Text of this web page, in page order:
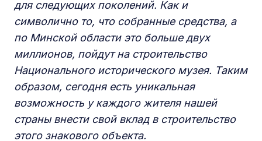
для следующих поколений. Как и
символично то, что собранные средства, а
по Минской области это больше двух
миллионов, пойдут на строительство
Национального исторического музея. Таким
образом, сегодня есть уникальная
возможность у каждого жителя нашей
страны внести свой вклад в строительство
этого знакового объекта.